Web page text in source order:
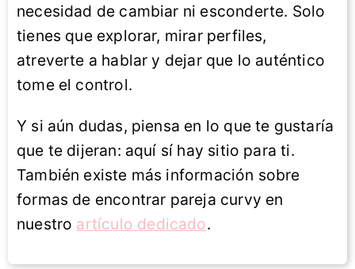
necesidad de cambiar ni esconderte. Solo
tienes que explorar, mirar perfiles,
atreverte a hablar y dejar que lo auténtico
tome el control.
Y si aún dudas, piensa en lo que te gustaría
que te dijeran: aquí sí hay sitio para ti.
También existe más información sobre
formas de encontrar pareja curvy en
nuestro artículo dedicado.